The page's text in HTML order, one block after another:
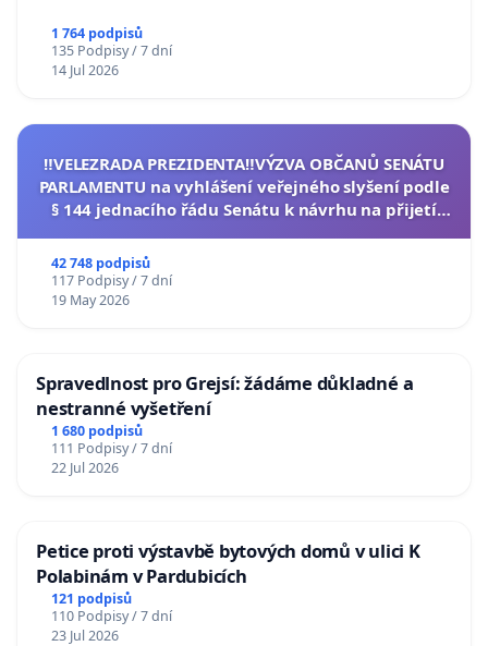
1 764 podpisů
135 Podpisy / 7 dní
14 Jul 2026
‼️VELEZRADA PREZIDENTA‼️VÝZVA OBČANŮ SENÁTU
PARLAMENTU na vyhlášení veřejného slyšení podle
§ 144 jednacího řádu Senátu k návrhu na přijetí
42 748 podpisů
117 Podpisy / 7 dní
19 May 2026
Spravedlnost pro Grejsí: žádáme důkladné a
nestranné vyšetření
1 680 podpisů
111 Podpisy / 7 dní
22 Jul 2026
Petice proti výstavbě bytových domů v ulici K
Polabinám v Pardubicích
121 podpisů
110 Podpisy / 7 dní
23 Jul 2026